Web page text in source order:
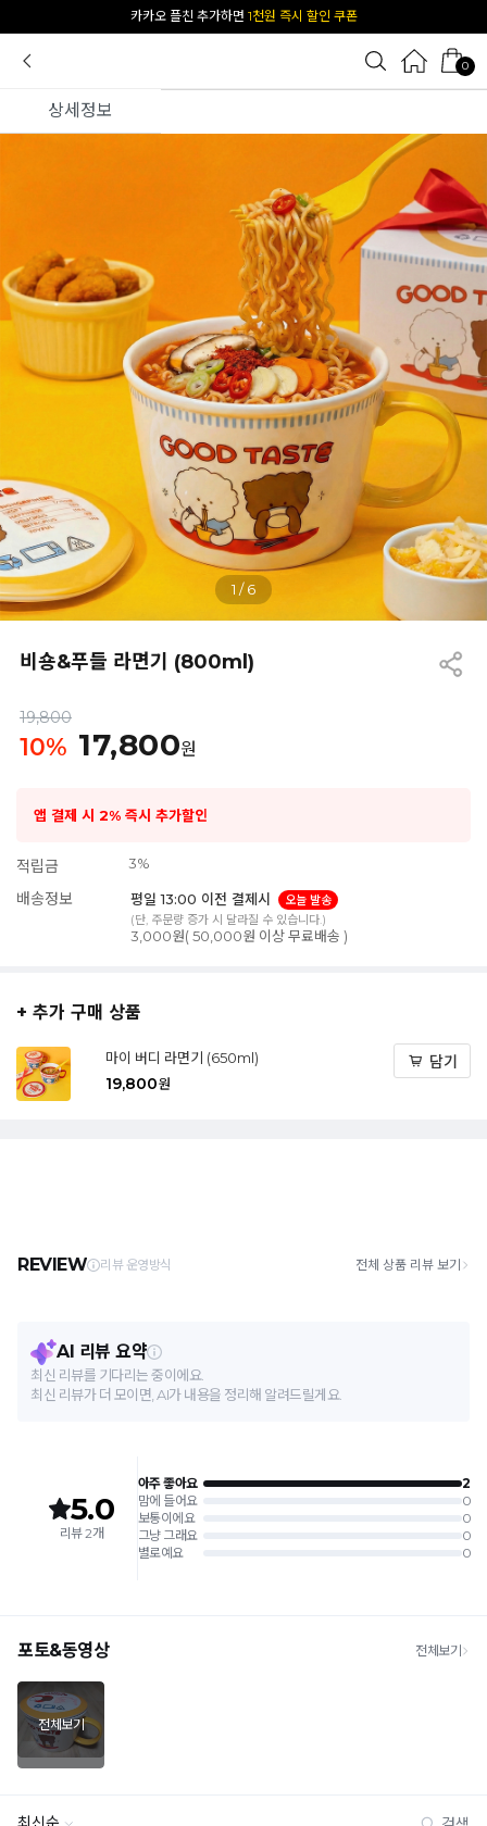
[공식몰 단독] 앱 다운받고2% 결제 할인 받기
0
상세정보
1 /6
비숑&푸들 라면기 (800ml)
19,800
10% 17,800원
앱 결제 시 2% 즉시 추가할인
적립금 3%
배송정보 평일 13:00 이전 결제시
오늘 발송
(단, 주문량 증가 시 달라질 수 있습니다.)
3,000원( 50,000원 이상 무료배송 )
+ 추가 구매 상품
마이 버디 라면기 (650ml)
19,800원
담기